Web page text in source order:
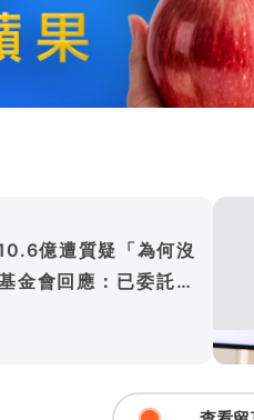
億遭質疑「為何沒
會回應：已委託律